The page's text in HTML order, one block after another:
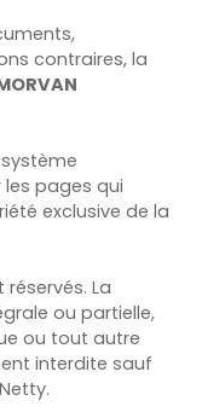
contraires, la
pages qui
exclusive de la
La
ou partielle,
ou tout autre
interdite sauf